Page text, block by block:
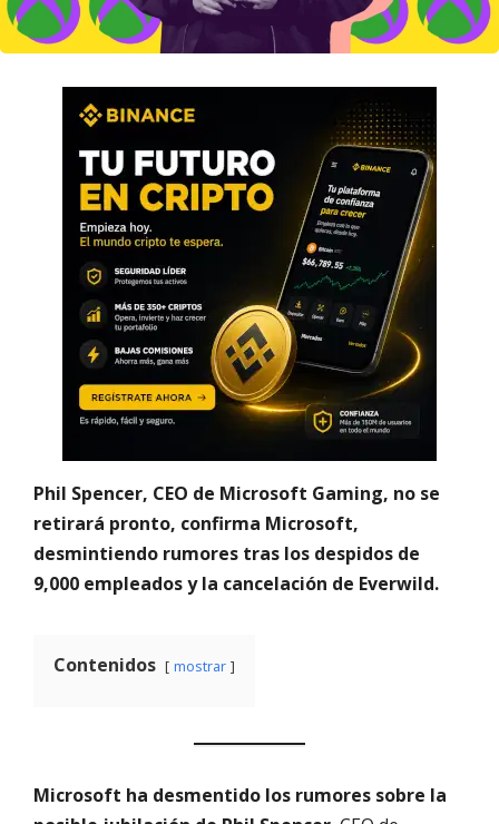
Phil Spencer, CEO de Microsoft Gaming, no se
retirará pronto, confirma Microsoft,
desmintiendo rumores tras los despidos de
9,000 empleados y la cancelación de Everwild.
Contenidos mostrar
Microsoft ha desmentido los rumores sobre la